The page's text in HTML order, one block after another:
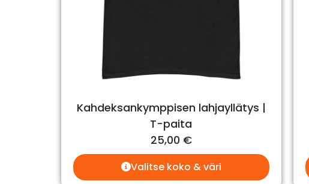
Kahdeksankymppisen lahjayllätys |
T-paita
25,00 €
Valitse koko & väri